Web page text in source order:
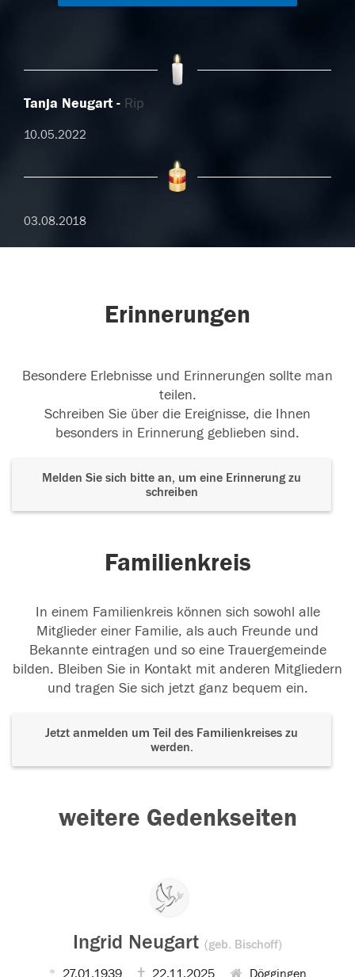
Tanja Neugart Rip
10.05.2022
03.08.2018
Erinnerungen
Besondere Erlebnisse und Erinnerungen sollte man
teilen.
Schreiben Sie über die Ereignisse, die Ihnen
besonders in Erinnerung geblieben sind.
Melden Sie sich bitte an, um eine Erinnerung zu
schreiben
Familienkreis
In einem Familienkreis können sich sowohl alle
Mitglieder einer Familie, als auch Freunde und
Bekannte eintragen und so eine Trauergemeinde
bilden. Bleiben Sie in Kontakt mit anderen Mitgliedern
und tragen Sie sich jetzt ganz bequem ein.
Jetzt anmelden um Teil des Familienkreises zu
werden.
weitere Gedenkseiten
Ingrid Neugart (geb. Bischoff)
27.01.1939 22.11.2025 Döggingen